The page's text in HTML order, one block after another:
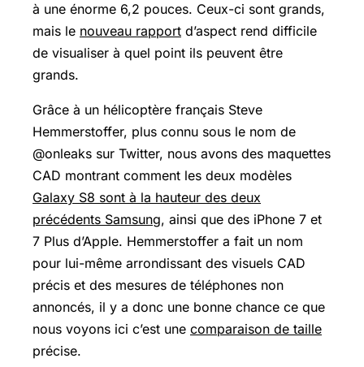
à une énorme 6,2 pouces. Ceux-ci sont grands,
mais le nouveau rapport d’aspect rend difficile
de visualiser à quel point ils peuvent être
grands.
Grâce à un hélicoptère français Steve
Hemmerstoffer, plus connu sous le nom de
@onleaks sur Twitter, nous avons des maquettes
CAD montrant comment les deux modèles
Galaxy S8 sont à la hauteur des deux
précédents Samsung, ainsi que des iPhone 7 et
7 Plus d’Apple. Hemmerstoffer a fait un nom
pour lui-même arrondissant des visuels CAD
précis et des mesures de téléphones non
annoncés, il y a donc une bonne chance ce que
nous voyons ici c’est une comparaison de taille
précise.